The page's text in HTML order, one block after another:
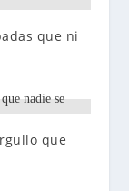
que ni
que